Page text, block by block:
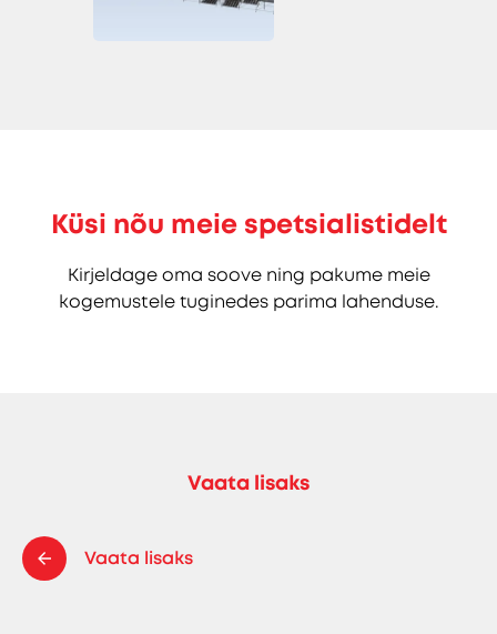
Küsi nõu meie spetsialistidelt
Kirjeldage oma soove ning pakume meie
kogemustele tuginedes parima lahenduse.
Vaata lisaks
Vaata lisaks